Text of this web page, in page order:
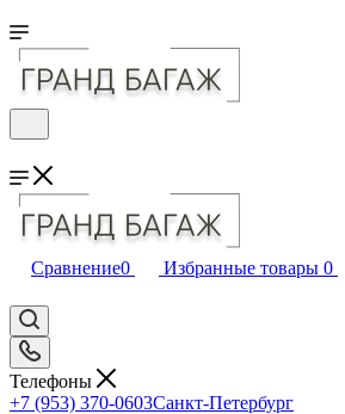
Сравнение0 Избранные товары 0
Телефоны
+7 (953) 370-0603Санкт-Петербург